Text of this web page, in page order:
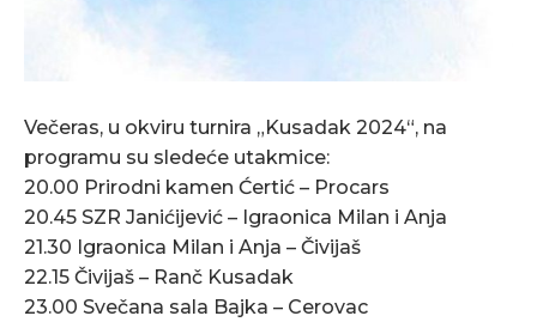
Večeras, u okviru turnira „Kusadak 2024“, na
programu su sledeće utakmice:
20.00 Prirodni kamen Ćertić – Procars
20.45 SZR Janićijević – Igraonica Milan i Anja
21.30 Igraonica Milan i Anja – Čivijaš
22.15 Čivijaš – Ranč Kusadak
23.00 Svečana sala Bajka – Cerovac